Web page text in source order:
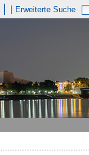
Erweiterte Suche